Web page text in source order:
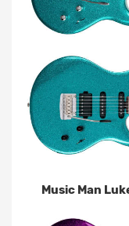
Music Man